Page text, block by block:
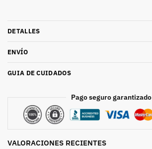
DETALLES
ENVÍO
GUIA DE CUIDADOS
Pago seguro garantizado
VALORACIONES RECIENTES